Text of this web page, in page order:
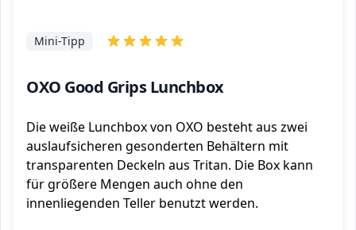
OXO Good Grips Lunchbox
Mini-Tipp
Die weiße Lunchbox von OXO besteht aus zwei
auslaufsicheren gesonderten Behältern mit
transparenten Deckeln aus Tritan. Die Box kann
für größere Mengen auch ohne den
innenliegenden Teller benutzt werden.